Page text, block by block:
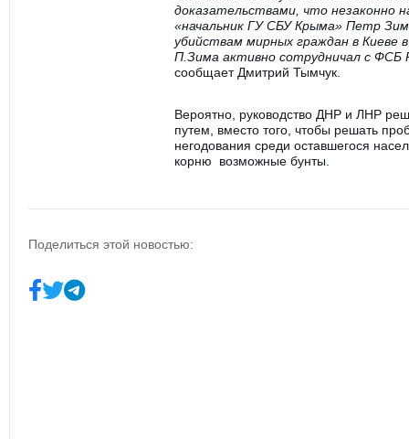
доказательствами, что незаконно
«начальник ГУ СБУ Крыма» Петр
убийствам мирных граждан в Киеве
П.Зима активно сотрудничал с ФСБ
сообщает Дмитрий Тымчук
Вероятно, руководство ДНР и ЛНР
путем, вместо того, чтобы решать
негодования среди оставшегося
корню возможные бунты.
Поделиться этой новостью: